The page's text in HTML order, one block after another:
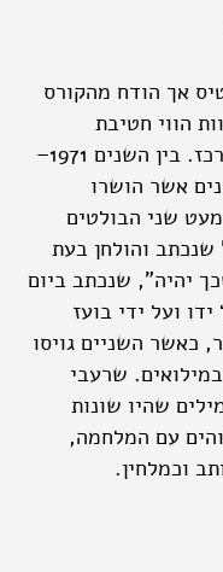
טיס אך הודח מהקורס
הווי חטיבת
הצנחנים ועבר אל להקת פיקוד המרכז. בין השנים 1971–
אשר הושרו
שני הבולטים
והולחן בעת
יהיה", שנכתב ביום
ועל ידי בועז
כאשר השניים גויסו
שרעבי
שהיו שונות
עם המלחמה,
וכמלחין.